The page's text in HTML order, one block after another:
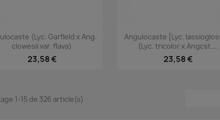
Aperçu rapide
(Lyc. Garfield x Ang.
clowesii var. flava)
23,58 €
Aperçu rapide
Angulocaste [Lyc.
(Lyc. tricolor x Angcst....
23,58 €
1-15 de 326 article(s)